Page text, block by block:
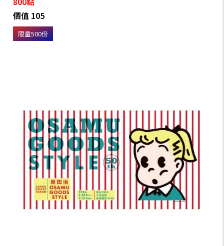
價值 105
限量500份